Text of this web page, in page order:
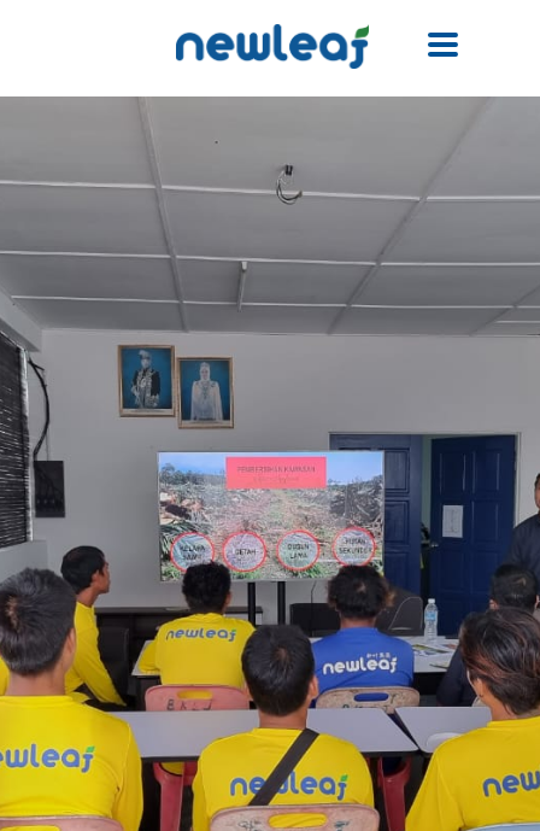
Facebook
Twitter
Email
WhatsApp
WeChat